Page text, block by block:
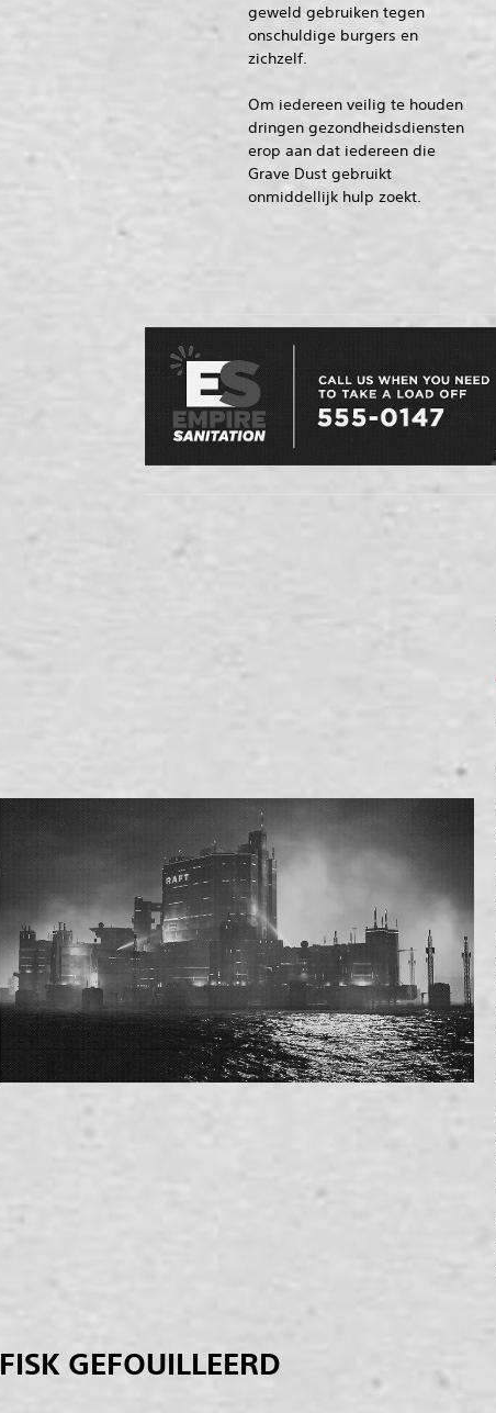
geweld gebruiken tegen
onschuldige burgers en
zichzelf.
Om iedereen veilig te houden
dringen gezondheidsdiensten
erop aan dat iedereen die
Grave Dust gebruikt
onmiddellijk hulp zoekt.
FISK GEFOUILLEERD